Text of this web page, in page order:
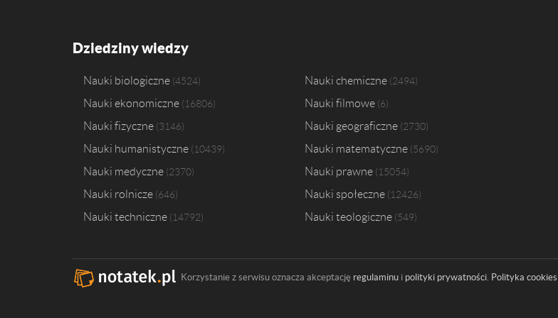
Dziedziny wiedzy
Nauki biologiczne 4524 Nauki chemiczne 2494
Nauki ekonomiczne 16806 Nauki filmowe 6
Nauki fizyczne 3146 Nauki geograficzne 2730
Nauki humanistyczne 10439 Nauki matematyczne 5690
Nauki medyczne 2370 Nauki prawne 15054
Nauki rolnicze 646 Nauki społeczne 12426
Nauki techniczne 14792 Nauki teologiczne 549
Korzystanie z serwisu oznacza akceptację regulaminu i polityki prywatności. Polityka cookies